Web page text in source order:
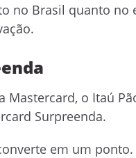
no Brasil quanto
Mastercard, o Itaú
Surpreenda.
em um